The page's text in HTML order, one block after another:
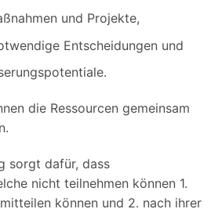
und Projekte,
Entscheidungen und
die Ressourcen gemeinsam
sorgt dafür, dass
nicht teilnehmen können 1.
können und 2. nach ihrer